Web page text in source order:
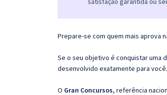
Prepare-se com quem mais aprova
Se o seu objetivo é conquistar uma
desenvolvido exatamente para você.
O Gran Concursos, referência